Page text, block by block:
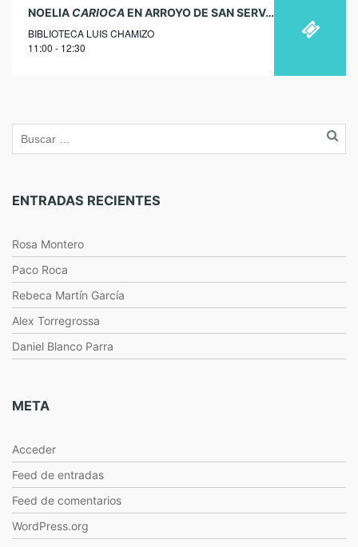
13
noviembre
2019
NOELIA CARIOCAEN ARROYO DE SAN SERVÁN
BIBLIOTECA LUIS CHAMIZO
11:00 - 12:30
ENTRADAS RECIENTES
Rosa Montero
Paco Roca
Rebeca Martín García
Alex Torregrossa
Daniel Blanco Parra
META
Acceder
Feed de entradas
Feed de comentarios
WordPress.org